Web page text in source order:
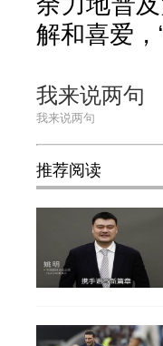
解和喜爱
我来说两句
推荐阅读